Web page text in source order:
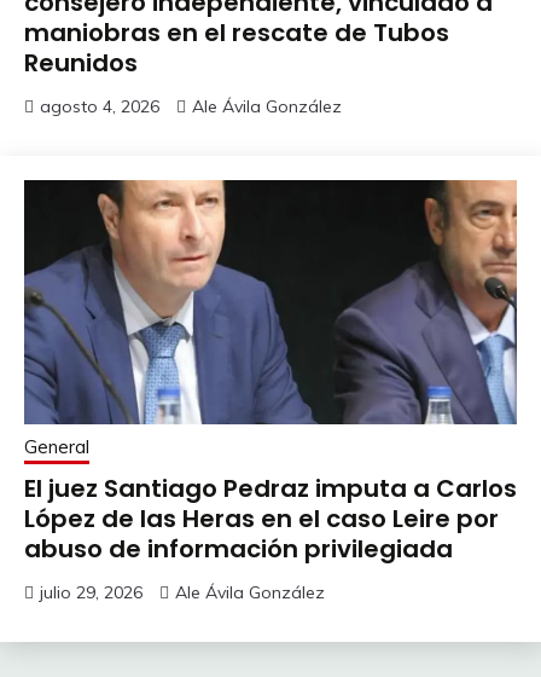
maniobras en el rescate de Tubos
Reunidos
agosto 4, 2026 Ale Ávila González
General
El juez Santiago Pedraz imputa a Carlos
López de las Heras en el caso Leire por
abuso de información privilegiada
julio 29, 2026 Ale Ávila González